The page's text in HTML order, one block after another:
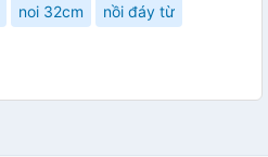
noi 32cm nồi đáy từ